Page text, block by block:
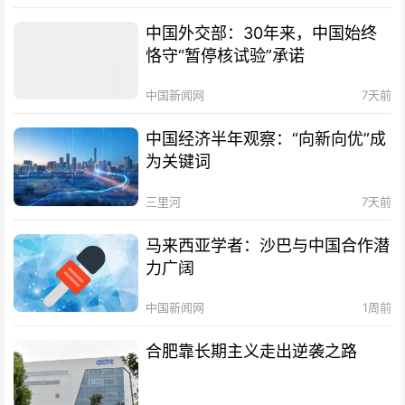
中国外交部：30年来，中国始终
恪守“暂停核试验”承诺
中国新闻网 7天前
中国经济半年观察：“向新向优”成
为关键词
三里河 7天前
马来西亚学者：沙巴与中国合作潜
力广阔
中国新闻网 1周前
合肥靠长期主义走出逆袭之路